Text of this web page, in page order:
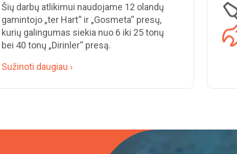
Šių darbų atlikimui naudojame 12 olandų
gamintojo „ter Hart“ ir „Gosmeta“ presų,
kurių galingumas siekia nuo 6 iki 25 tonų
bei 40 tonų „Dirinler“ presą.
Sužinoti daugiau ›